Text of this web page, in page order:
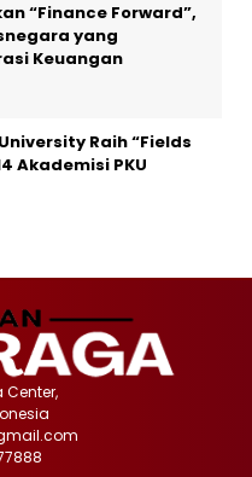
“Finance Forward”,
yang
Keuangan
Raih “Fields
Akademisi PKU
Center,